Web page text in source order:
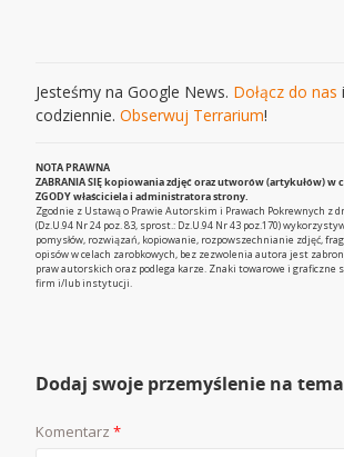
Jesteśmy na Google News. Dołącz do nas
codziennie.Obserwuj Terrarium!
NOTA PRAWNA
ZABRANIA SIĘ kopiowania zdjęć oraz utworów (artykułów) w
ZGODY właściciela i administratora strony.
Zgodnie z Ustawą o Prawie Autorskim i Prawach Pokrewnych z
(Dz.U.94 Nr 24 poz. 83, sprost.: Dz.U.94 Nr 43 poz.170)
pomysłów, rozwiązań, kopiowanie, rozpowszechnianie zdjęć,
opisów w celach zarobkowych, bez zezwolenia autora jest
praw autorskich oraz podlega karze. Znaki towarowe i graficzne
firm i/lub instytucji.
Dodaj swoje przemyślenie na
Komentarz*